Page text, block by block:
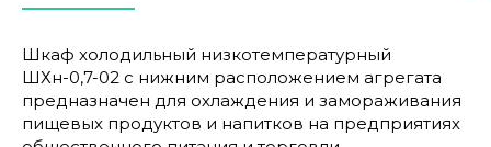
Шкаф холодильный низкотемпературный
ШХн-0,7-02 с нижним расположением агрегата
предназначен для охлаждения и замораживания
пищевых продуктов и напитков на предприятиях